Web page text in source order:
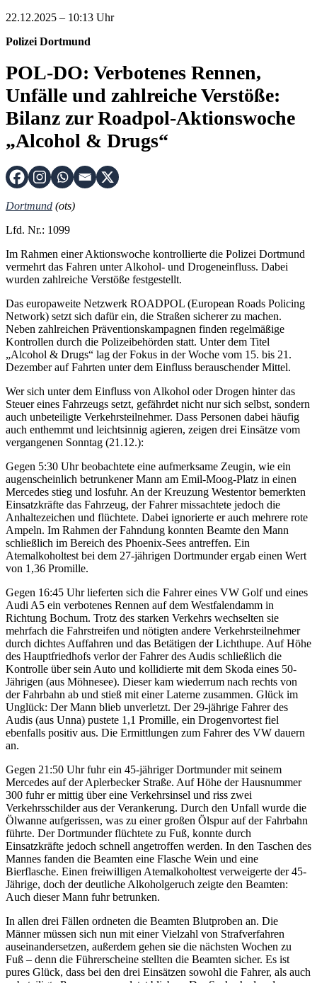
22.12.2025 – 10:13 Uhr
Polizei Dortmund
POL-DO: Verbotenes Rennen,
Unfälle und zahlreiche Verstöße:
Bilanz zur Roadpol-Aktionswoche
„Alcohol & Drugs“
Dortmund (ots)
Lfd. Nr.: 1099
Im Rahmen einer Aktionswoche kontrollierte die Polizei Dortmund
vermehrt das Fahren unter Alkohol- und Drogeneinfluss. Dabei
wurden zahlreiche Verstöße festgestellt.
Das europaweite Netzwerk ROADPOL (European Roads Policing
Network) setzt sich dafür ein, die Straßen sicherer zu machen.
Neben zahlreichen Präventionskampagnen finden regelmäßige
Kontrollen durch die Polizeibehörden statt. Unter dem Titel
„Alcohol & Drugs“ lag der Fokus in der Woche vom 15. bis 21.
Dezember auf Fahrten unter dem Einfluss berauschender Mittel.
Wer sich unter dem Einfluss von Alkohol oder Drogen hinter das
Steuer eines Fahrzeugs setzt, gefährdet nicht nur sich selbst, sondern
auch unbeteiligte Verkehrsteilnehmer. Dass Personen dabei häufig
auch enthemmt und leichtsinnig agieren, zeigen drei Einsätze vom
vergangenen Sonntag (21.12.):
Gegen 5:30 Uhr beobachtete eine aufmerksame Zeugin, wie ein
augenscheinlich betrunkener Mann am Emil-Moog-Platz in einen
Mercedes stieg und losfuhr. An der Kreuzung Westentor bemerkten
Einsatzkräfte das Fahrzeug, der Fahrer missachtete jedoch die
Anhaltezeichen und flüchtete. Dabei ignorierte er auch mehrere rote
Ampeln. Im Rahmen der Fahndung konnten Beamte den Mann
schließlich im Bereich des Phoenix-Sees antreffen. Ein
Atemalkoholtest bei dem 27-jährigen Dortmunder ergab einen Wert
von 1,36 Promille.
Gegen 16:45 Uhr lieferten sich die Fahrer eines VW Golf und eines
Audi A5 ein verbotenes Rennen auf dem Westfalendamm in
Richtung Bochum. Trotz des starken Verkehrs wechselten sie
mehrfach die Fahrstreifen und nötigten andere Verkehrsteilnehmer
durch dichtes Auffahren und das Betätigen der Lichthupe. Auf Höhe
des Hauptfriedhofs verlor der Fahrer des Audis schließlich die
Kontrolle über sein Auto und kollidierte mit dem Skoda eines 50-
Jährigen (aus Möhnesee). Dieser kam wiederrum nach rechts von
der Fahrbahn ab und stieß mit einer Laterne zusammen. Glück im
Unglück: Der Mann blieb unverletzt. Der 29-jährige Fahrer des
Audis (aus Unna) pustete 1,1 Promille, ein Drogenvortest fiel
ebenfalls positiv aus. Die Ermittlungen zum Fahrer des VW dauern
an.
Gegen 21:50 Uhr fuhr ein 45-jähriger Dortmunder mit seinem
Mercedes auf der Aplerbecker Straße. Auf Höhe der Hausnummer
300 fuhr er mittig über eine Verkehrsinsel und riss zwei
Verkehrsschilder aus der Verankerung. Durch den Unfall wurde die
Ölwanne aufgerissen, was zu einer großen Ölspur auf der Fahrbahn
führte. Der Dortmunder flüchtete zu Fuß, konnte durch
Einsatzkräfte jedoch schnell angetroffen werden. In den Taschen des
Mannes fanden die Beamten eine Flasche Wein und eine
Bierflasche. Einen freiwilligen Atemalkoholtest verweigerte der 45-
Jährige, doch der deutliche Alkoholgeruch zeigte den Beamten:
Auch dieser Mann fuhr betrunken.
In allen drei Fällen ordneten die Beamten Blutproben an. Die
Männer müssen sich nun mit einer Vielzahl von Strafverfahren
auseinandersetzen, außerdem gehen sie die nächsten Wochen zu
Fuß – denn die Führerscheine stellten die Beamten sicher. Es ist
pures Glück, dass bei den drei Einsätzen sowohl die Fahrer, als auch